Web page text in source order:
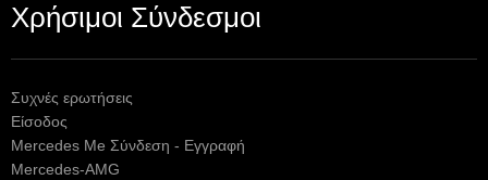
Χρήσιμοι Σύνδεσμοι
Συχνές ερωτήσεις
Είσοδος
Mercedes Me Σύνδεση - Εγγραφή
Mercedes-AMG